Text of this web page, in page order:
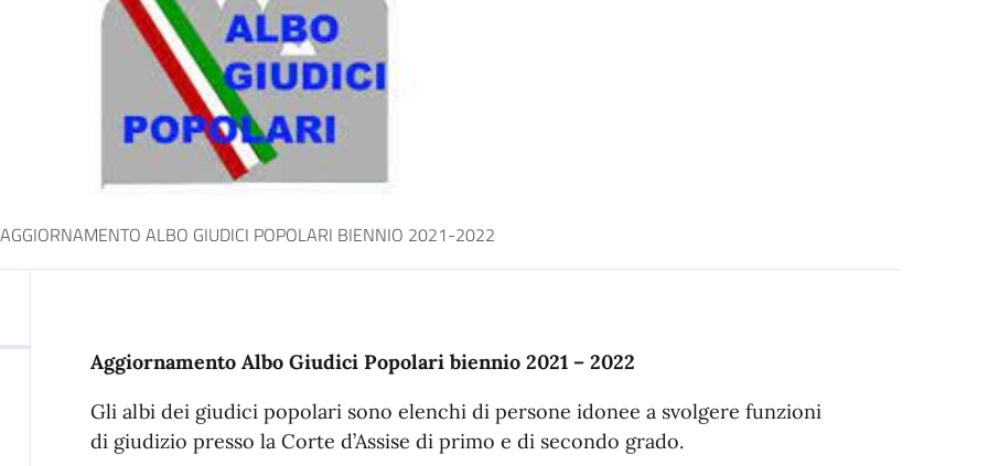
AGGIORNAMENTO ALBO GIUDICI POPOLARI BIENNIO 2021-2022
Aggiornamento Albo Giudici Popolari biennio 2021 – 2022
Gli albi dei giudici popolari sono elenchi di persone idonee a svolgere funzioni
di giudizio presso la Corte d’Assise di primo e di secondo grado.